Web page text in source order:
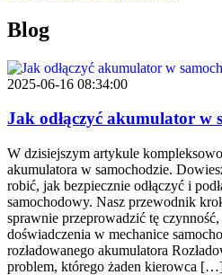
Blog
2025-06-16 08:34:00
Jak odłączyć akumulator w
W dzisiejszym artykule
akumulatora w samochodzie.
robić, jak bezpiecznie odłączyć i
samochodowy. Nasz przewodnik
sprawnie przeprowadzić tę
doświadczenia w mechanice
rozładowanego akumulatora
problem, którego żaden kierowca